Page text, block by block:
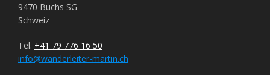
9470 Buchs SG
Schweiz
Tel. +41 79 776 16 50
info@wanderleiter-martin.ch